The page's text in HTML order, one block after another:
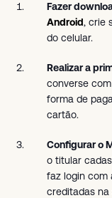
Fazer
Android, crie
do celular.
Realizar a
converse
forma de
cartão.
Configurar o
o titular
faz login com
creditadas